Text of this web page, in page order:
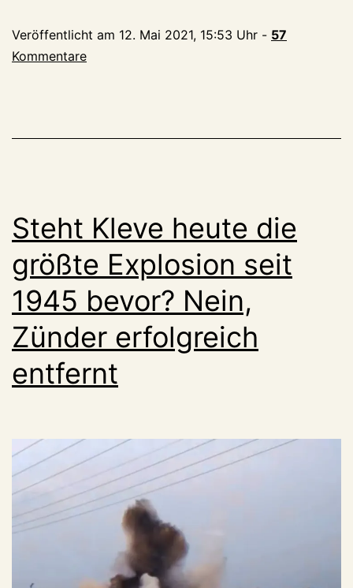
gefunden
Veröffentlicht am 12. Mai 2021, 15:53 Uhr - 57
Kommentare
Steht Kleve heute die
größte Explosion seit
1945 bevor? Nein,
Zünder erfolgreich
entfernt